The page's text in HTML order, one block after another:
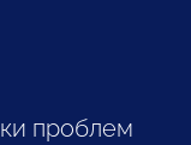
проблем